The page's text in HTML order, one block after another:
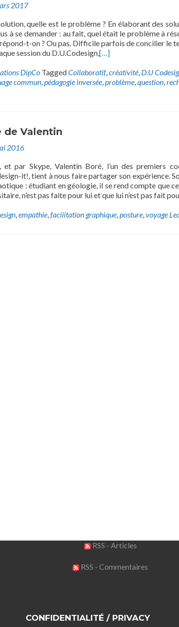
2017
quelle est le problème ? En élaborant des
à se demander : au fait, quel était le problème à
t-on ? Ou pas. Difficile parfois de concilier le
session du D.U.Codesign,[…]
DipCo TaggedCollaboratif,créativité, D.U
commun,pédagogie inversée,problème,question,
de Valentin
2016
par Skype, Valentin Boré, l’un des premiers
it!, tient à nous faire partager son expérience.
: étudiant en géologie, il se rend compte que
n’est pas faite pour lui et que lui n’est pas fait
,empathie,facilitation graphique,posture,voyage
RSS - Articles
RSS - Commentaires
CONFIDENTIALITÉ / PRIVACY